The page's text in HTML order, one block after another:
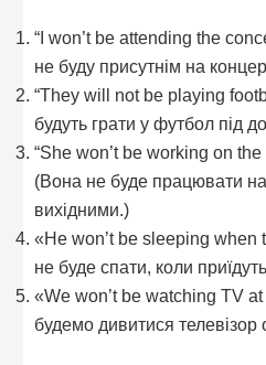
“I won’t be attending the
не буду присутнім на
“They will not be playing
будуть грати у футбол під
“She won’t be working on
(Вона не буде працювати
вихідними.)
«He won’t be sleeping when
не буде спати, коли приїдуть
«We won’t be watching TV
будемо дивитися телевізор